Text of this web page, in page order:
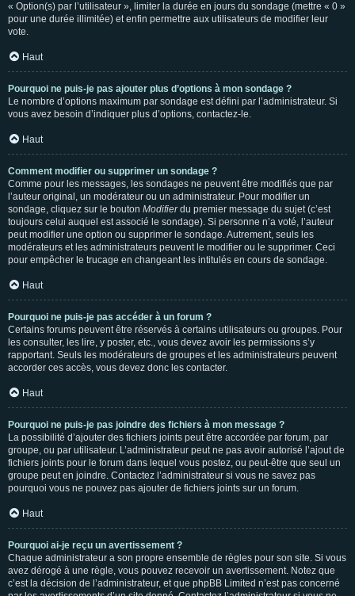
« Option(s) par l’utilisateur », limiter la durée en jours du sondage (mettre « 0 »
pour une durée illimitée) et enfin permettre aux utilisateurs de modifier leur
vote.
Haut
Pourquoi ne puis-je pas ajouter plus d’options à mon sondage ?
Le nombre d’options maximum par sondage est défini par l’administrateur. Si
vous avez besoin d’indiquer plus d’options, contactez-le.
Haut
Comment modifier ou supprimer un sondage ?
Comme pour les messages, les sondages ne peuvent être modifiés que par
l’auteur original, un modérateur ou un administrateur. Pour modifier un
sondage, cliquez sur le bouton Modifierdu premier message du sujet (c’est
toujours celui auquel est associé le sondage). Si personne n’a voté, l’auteur
peut modifier une option ou supprimer le sondage. Autrement, seuls les
modérateurs et les administrateurs peuvent le modifier ou le supprimer. Ceci
pour empêcher le trucage en changeant les intitulés en cours de sondage.
Haut
Pourquoi ne puis-je pas accéder à un forum ?
Certains forums peuvent être réservés à certains utilisateurs ou groupes. Pour
les consulter, les lire, y poster, etc., vous devez avoir les permissions s’y
rapportant. Seuls les modérateurs de groupes et les administrateurs peuvent
accorder ces accès, vous devez donc les contacter.
Haut
Pourquoi ne puis-je pas joindre des fichiers à mon message ?
La possibilité d’ajouter des fichiers joints peut être accordée par forum, par
groupe, ou par utilisateur. L’administrateur peut ne pas avoir autorisé l’ajout de
fichiers joints pour le forum dans lequel vous postez, ou peut-être que seul un
groupe peut en joindre. Contactez l’administrateur si vous ne savez pas
pourquoi vous ne pouvez pas ajouter de fichiers joints sur un forum.
Haut
Pourquoi ai-je reçu un avertissement ?
Chaque administrateur a son propre ensemble de règles pour son site. Si vous
avez dérogé à une règle, vous pouvez recevoir un avertissement. Notez que
c’est la décision de l’administrateur, et que phpBB Limited n’est pas concerné